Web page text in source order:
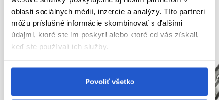
oblasti sociálnych médií, inzercie a analýzy. Títo partneri
môžu príslušné informácie skombinovať s ďalšími
údajmi, ktoré ste im poskytli alebo ktoré od vás získali,
keď ste používali ich služby.
Povoliť všetko